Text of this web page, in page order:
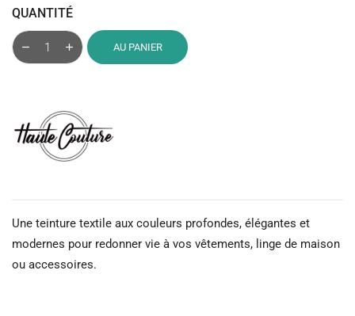
QUANTITÉ
AU PANIER
Une teinture textile aux couleurs profondes, élégantes et
modernes pour redonner vie à vos vêtements, linge de maison
ou accessoires.